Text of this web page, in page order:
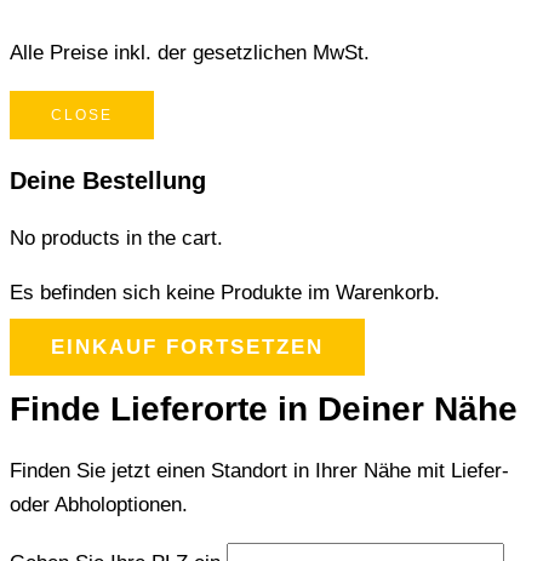
Alle Preise inkl. der gesetzlichen MwSt.
CLOSE
Deine Bestellung
No products in the cart.
Es befinden sich keine Produkte im Warenkorb.
EINKAUF FORTSETZEN
Finde Lieferorte in Deiner Nähe
Finden Sie jetzt einen Standort in Ihrer Nähe mit Liefer-
oder Abholoptionen.